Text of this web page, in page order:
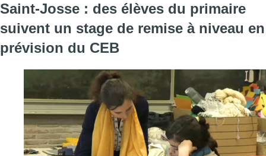
Saint-Josse : des élèves du primaire
suivent un stage de remise à niveau en
prévision du CEB